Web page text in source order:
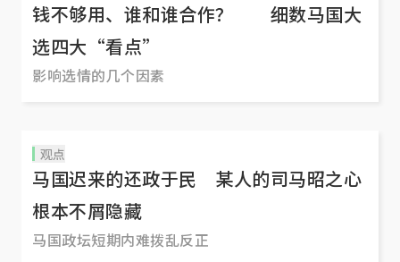
钱不够用、谁和谁合作？ 细数马国大
选四大“看点”
影响选情的几个因素
观点
马国迟来的还政于民 某人的司马昭之心
根本不屑隐藏
马国政坛短期内难拨乱反正